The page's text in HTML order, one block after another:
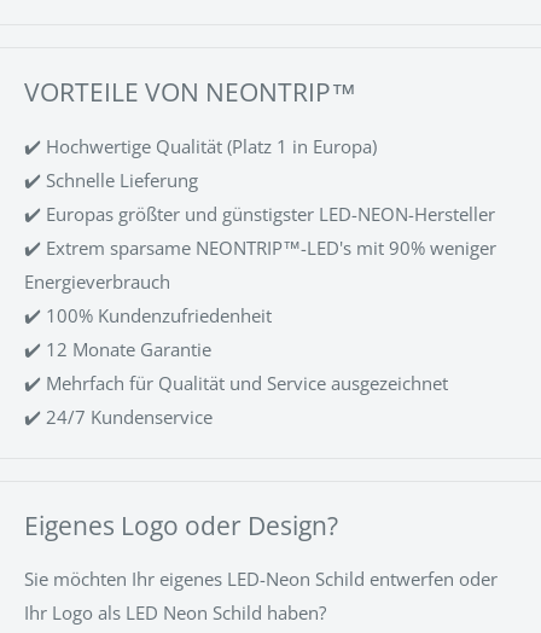
VORTEILE VON NEONTRIP™
✔️ Hochwertige Qualität (Platz 1 in Europa)
✔️ Schnelle Lieferung
✔️ Europas größter und günstigster LED-NEON-Hersteller
✔️ Extrem sparsame NEONTRIP™-LED's mit 90% weniger
Energieverbrauch
✔️ 100% Kundenzufriedenheit
✔️ 12 Monate Garantie
✔️ Mehrfach für Qualität und Service ausgezeichnet
✔️ 24/7 Kundenservice
Eigenes Logo oder Design?
Sie möchten Ihr eigenes LED-Neon Schild entwerfen oder
Ihr Logo als LED Neon Schild haben?